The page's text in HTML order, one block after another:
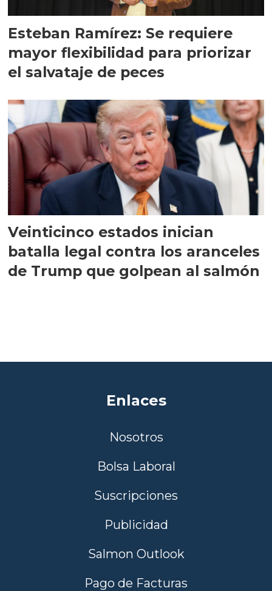
Esteban Ramírez: Se requiere
mayor flexibilidad para priorizar
el salvataje de peces
Veinticinco estados inician
batalla legal contra los aranceles
de Trump que golpean al salmón
Enlaces
Nosotros
Bolsa Laboral
Suscripciones
Publicidad
Salmon Outlook
Pago de Facturas